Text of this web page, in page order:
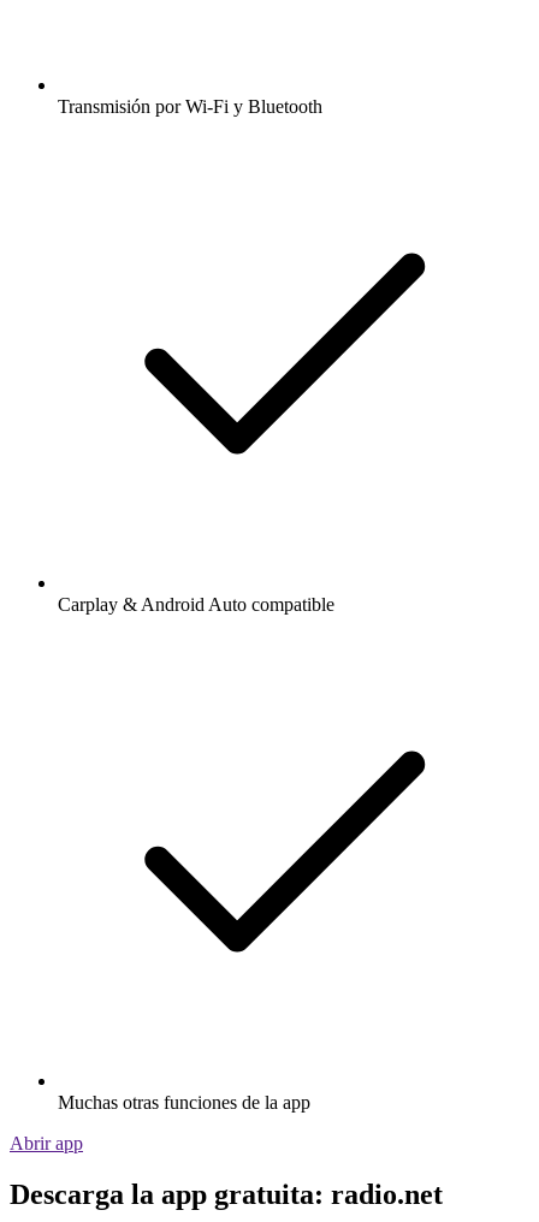
Transmisión por Wi-Fi y Bluetooth
Carplay & Android Auto compatible
Muchas otras funciones de la app
Abrir app
Descarga la app gratuita: radio.net